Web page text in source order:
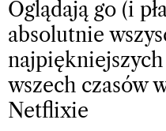
Oglądają go (i
absolutnie
wszech czasów
Netflixie